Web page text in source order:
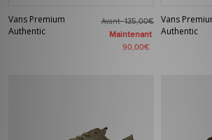
Vans Premium
Authentic
Avant135,00€
Maintenant
90,00€
Vans
Authentic